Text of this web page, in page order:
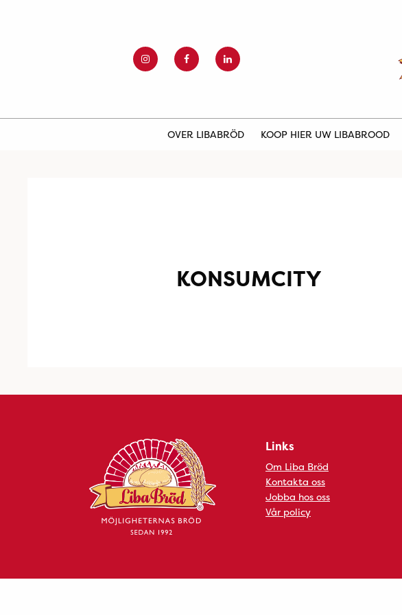
OVER LIBABRÖD KOOP HIER UW LIBABROOD
KONSUMCITY
Links
Om Liba Bröd
Kontakta oss
Jobba hos oss
Vår policy